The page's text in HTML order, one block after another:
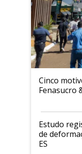
Cinco
Fenasucro
Estudo
de
ES